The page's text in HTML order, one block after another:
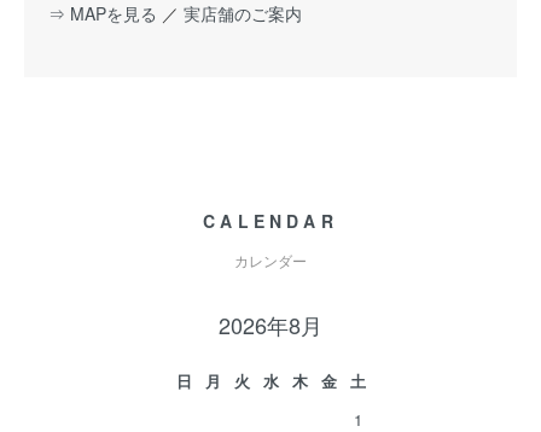
⇒ MAPを見る ／ 実店舗のご案内
CALENDAR
カレンダー
2026年8月
日 月 火 水 木 金
土
1